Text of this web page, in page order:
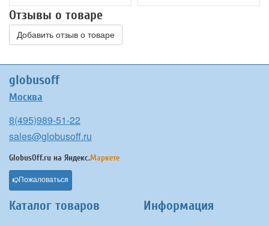
Отзывы о товаре
Добавить отзыв о товаре
globusoff
Москва
8(495)989-51-22
sales@globusoff.ru
GlobusOff.ru на Яндекс.Маркете
Пожаловаться
Каталог товаров Информация